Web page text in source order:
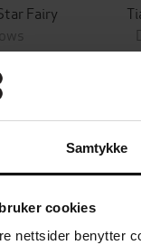
Samtykke
cookies
nettsider benytter
Fairy
kjøpt